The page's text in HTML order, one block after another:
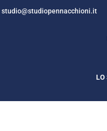
studio@studiopennacchioni.it
LO